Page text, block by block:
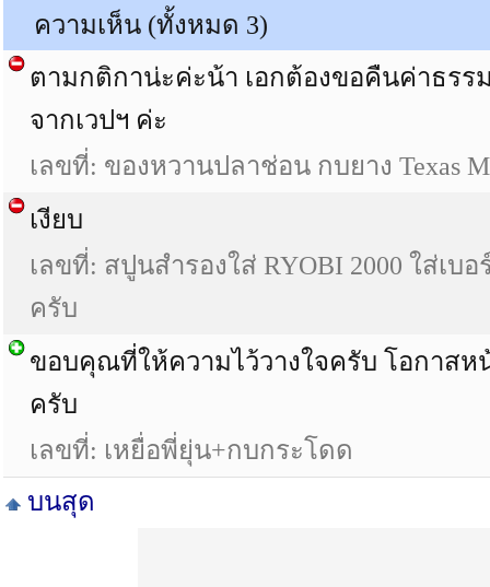
ความเห็น (ทั้งหมด 3)
ตามกติกาน่ะค่ะน้า เอกต้องขอคืนค่าธรร
จากเวปฯ ค่ะ
เลขที่: ของหวานปลาช่อน กบยาง Texas
เงียบ
เลขที่: สปูนสำรองใส่ RYOBI 2000 ใส่เบอ
ครับ
ขอบคุณที่ให้ความไว้วางใจครับ โอกาส
ครับ
เลขที่: เหยื่อพี่ยุ่น+กบกระโดด
บนสุด